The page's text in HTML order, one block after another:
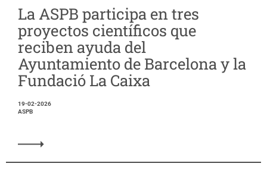
La ASPB participa en tres
proyectos científicos que
reciben ayuda del
Ayuntamiento de Barcelona y la
Fundació La Caixa
19-02-2026
ASPB